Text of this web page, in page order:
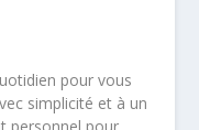
pour vous
simplicité et à un